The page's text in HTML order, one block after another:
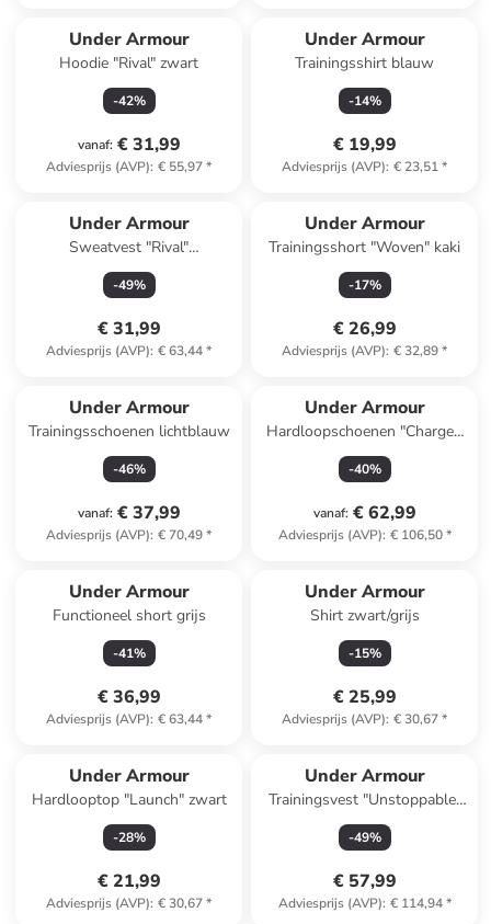
Under Armour
Hoodie "Rival" zwart
-42%
vanaf: € 31,99
Adviesprijs (AVP): € 55,97*
Under Armour
Trainingsshirt blauw
-14%
€ 19,99
Adviesprijs (AVP): € 23,51*
Under Armour
Sweatvest "Rival"
donkerblauw
-49%
€ 31,99
Adviesprijs (AVP): € 63,44*
Under Armour
Trainingsshort "Woven" kaki
-17%
€ 26,99
Adviesprijs (AVP): € 32,89*
Under Armour
Trainingsschoenen lichtblauw
-46%
vanaf: € 37,99
Adviesprijs (AVP): € 70,49*
Under Armour
Hardloopschoenen "Charged
Bandit TR 3" grijs
-40%
vanaf: € 62,99
Adviesprijs (AVP): € 106,50*
Under Armour
Functioneel short grijs
-41%
€ 36,99
Adviesprijs (AVP): € 63,44*
Under Armour
Shirt zwart/grijs
-15%
€ 25,99
Adviesprijs (AVP): € 30,67*
Under Armour
Hardlooptop "Launch" zwart
-28%
€ 21,99
Adviesprijs (AVP): € 30,67*
Under Armour
Trainingsvest "Unstoppable"
antraciet
-49%
€ 57,99
Adviesprijs (AVP): € 114,94*